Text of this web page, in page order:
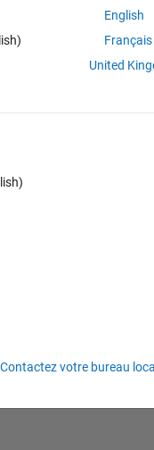
English
Français
United
Contactez votre bureau local